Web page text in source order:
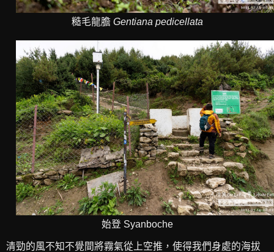
糙毛龍膽 Gentiana pedicellata
始登 Syanboche
清勁的風不知不覺間將霧氣從上空推，使得我們身處的海拔